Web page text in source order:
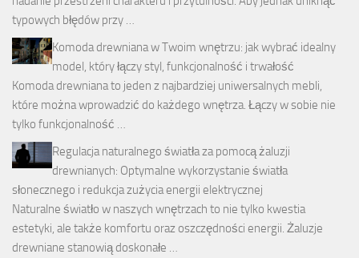
typowych błędów przy …
Komoda drewniana w Twoim wnętrzu: jak wybrać idealny
model, który łączy styl, funkcjonalność i trwałość
Komoda drewniana to jeden z najbardziej uniwersalnych mebli,
które można wprowadzić do każdego wnętrza. Łączy w sobie nie
tylko funkcjonalność …
Regulacja naturalnego światła za pomocą żaluzji
drewnianych: Optymalne wykorzystanie światła
słonecznego i redukcja zużycia energii elektrycznej
Naturalne światło w naszych wnętrzach to nie tylko kwestia
estetyki, ale także komfortu oraz oszczędności energii. Żaluzje
drewniane stanowią doskonałe …